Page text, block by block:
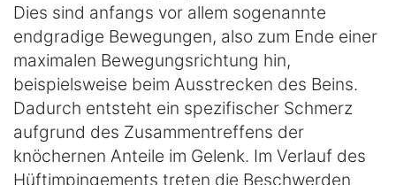
Dies sind anfangs vor allem sogenannte
endgradige Bewegungen, also zum Ende einer
maximalen Bewegungsrichtung hin,
beispielsweise beim Ausstrecken des Beins.
Dadurch entsteht ein spezifischer Schmerz
aufgrund des Zusammentreffens der
knöchernen Anteile im Gelenk. Im Verlauf des
Hüftimpingements treten die Beschwerden